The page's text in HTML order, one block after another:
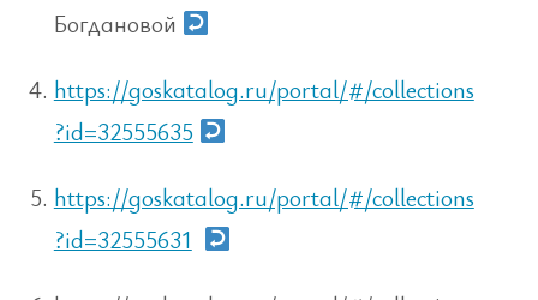
Богдановой
https://goskatalog.ru/portal/#/collections
?id=32555635
https://goskatalog.ru/portal/#/collections
?id=32555631